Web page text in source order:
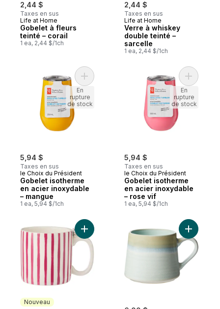
2,44 $
Taxes en sus
Life at Home
Gobelet à fleurs
teinté – corail
1 ea, 2,44 $/1ch
2,44 $
Taxes en sus
Life at Home
Verre à whiskey
double teinté –
sarcelle
1 ea, 2,44 $/1ch
5,94 $
Taxes en sus
le Choix du Président
Gobelet isotherme
en acier inoxydable
– mangue
1 ea, 5,94 $/1ch
Ajouter Gobelet isotherme en acier
En
rupture
de stock
5,94 $
Taxes en sus
le Choix du Président
Gobelet isotherme
en acier inoxydable
– rose vif
1 ea, 5,94 $/1ch
Ajouter
En
rupture
de stock
Nouveau
Ajouter Tasse à personnage 3D −Ajouter